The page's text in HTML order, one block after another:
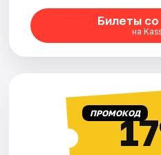
Билеты
на
ПРОМОКОД